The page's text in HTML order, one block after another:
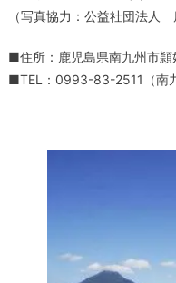
（写真協力：公益社団法人
■住所：鹿児島県南九州市頴
■TEL：0993-83-2511（南